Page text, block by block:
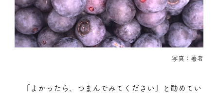
写真：著者
「よかったら、つまんでみてください」と勧めてい